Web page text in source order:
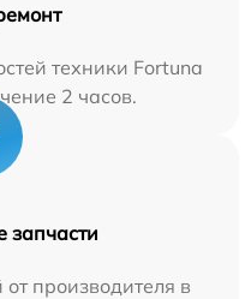
техники Fortuna
2 часов.
запчасти
производителя в